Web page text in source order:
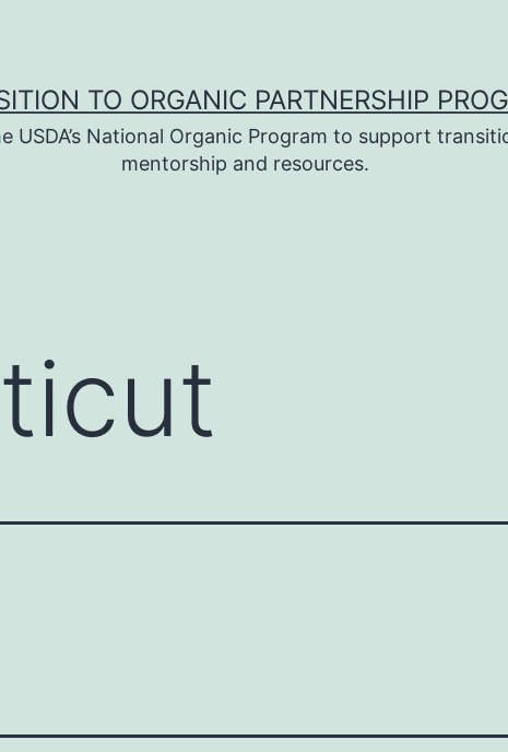
TO ORGANIC PARTNERSHIP
USDA’s National Organic Program to support
mentorship and resources.